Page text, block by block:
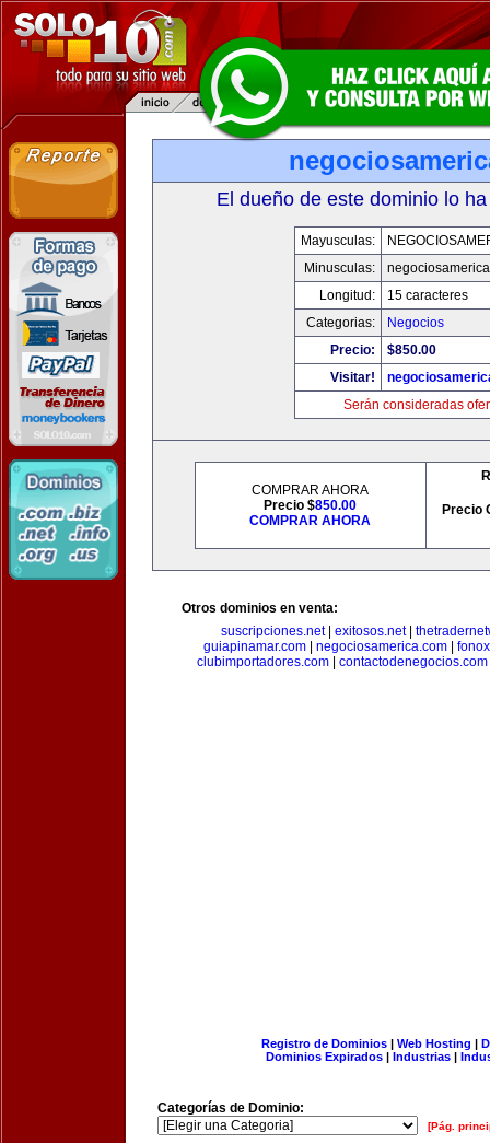
El dueño de este dominio lo
Mayusculas:
Minusculas:
Longitud:
15 caracteres
Categorias:
Negocios
Precio:
$850.00
Visitar!
Serán consideradas
COMPRAR AHORA
Precio $850.00
COMPRAR AHORA
Precio
Otros dominios en venta:
suscripciones.net| exitosos.net|
guiapinamar.com
negociosamerica.com
clubimportadores.com
contactodenegocios.com
Registro de Dominios| Web Hosting |
Dominios Expirados | Industrias |
Categorías de Dominio:
[Pág.